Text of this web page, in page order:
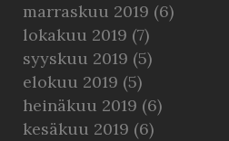
marraskuu 2019 (6)
lokakuu 2019 (7)
syyskuu 2019 (5)
elokuu 2019 (5)
heinäkuu 2019 (6)
kesäkuu 2019 (6)